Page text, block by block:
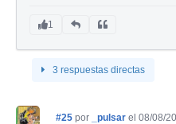
1
3 respuestas directas
#25 por _pulsar el 08/08/